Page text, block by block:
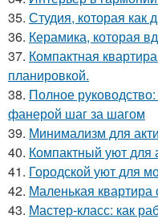
35. Студия, которая как
36. Керамика, которая
37. Компактная
планировкой.
38. Полное
фанерой шаг за шагом
39. Минимализм для
40. Компактный уют для
41. Городской уют для
42. Маленькая
43. Мастер-класс: как